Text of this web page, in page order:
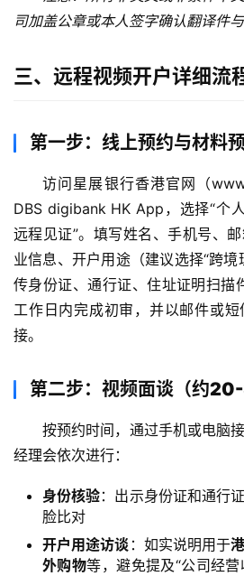
司加盖公章或本人签字确认翻译件与
三、远程视频开户详细流
第一步：线上预约与材料
访问星展银行香港官网（
DBS digibank HK App，选择“个
远程见证”。填写姓名、手机号、
业信息、开户用途（建议选择“跨
传身份证、通行证、住址证明扫描
工作日内完成初审，并以邮件或
接。
第二步：视频面谈（约20-
按预约时间，通过手机或电脑
经理会依次进行：
身份核验：出示身份证和通行
脸比对
开户用途访谈 ：如实说明用于
外购物等，避免提及“公司经营